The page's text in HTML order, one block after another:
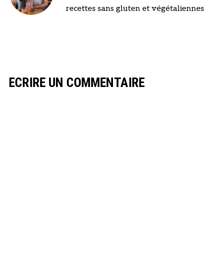
recettes sans gluten et végétaliennes
ECRIRE UN COMMENTAIRE